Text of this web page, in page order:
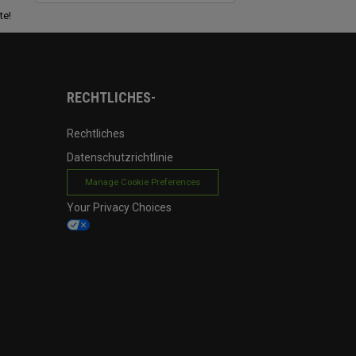
RECHTLICHES-
Rechtliches
Datenschutzrichtlinie
Manage Cookie Preferences
Your Privacy Choices